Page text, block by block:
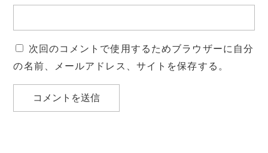
次回のコメントで使用するためブラウザーに自分
の名前、メールアドレス、サイトを保存する。